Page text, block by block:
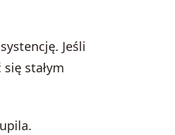
Jeśli
stałym